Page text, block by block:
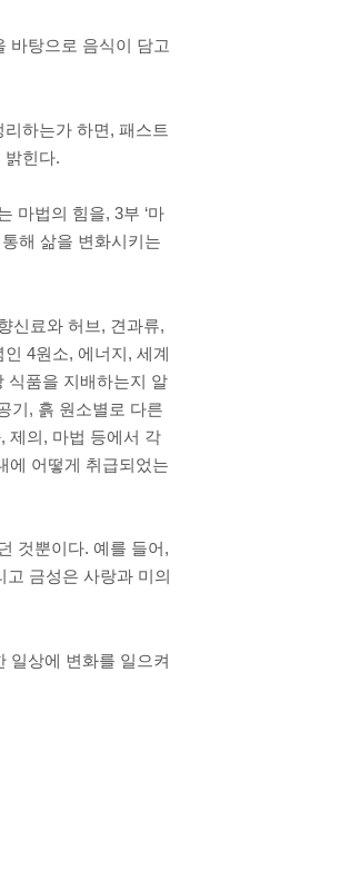
바탕으로 음식이 담고
하는가 하면, 패스트
밝힌다.
마법의 힘을, 3부 ‘마
해 삶을 변화시키는
신료와 허브, 견과류,
4원소, 에너지, 세계
식품을 지배하는지 알
기, 흙 원소별로 다른
제의, 마법 등에서 각
에 어떻게 취급되었는
것뿐이다. 예를 들어,
고 금성은 사랑과 미의
일상에 변화를 일으켜